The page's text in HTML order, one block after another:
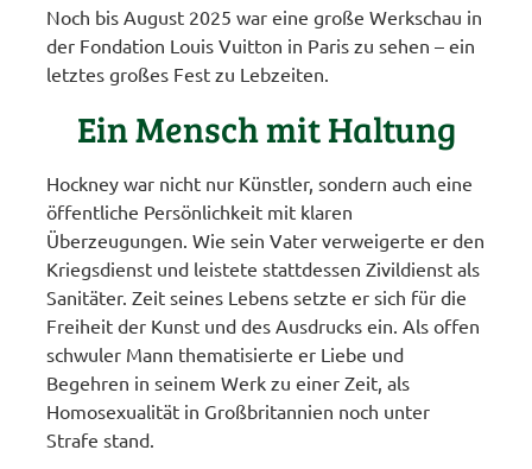
Noch bis August 2025 war eine große Werkschau in
der Fondation Louis Vuitton in Paris zu sehen – ein
letztes großes Fest zu Lebzeiten.
Ein Mensch mit Haltung
Hockney war nicht nur Künstler, sondern auch eine
öffentliche Persönlichkeit mit klaren
Überzeugungen. Wie sein Vater verweigerte er den
Kriegsdienst und leistete stattdessen Zivildienst als
Sanitäter. Zeit seines Lebens setzte er sich für die
Freiheit der Kunst und des Ausdrucks ein. Als offen
schwuler Mann thematisierte er Liebe und
Begehren in seinem Werk zu einer Zeit, als
Homosexualität in Großbritannien noch unter
Strafe stand.